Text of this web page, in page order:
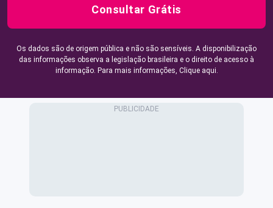
Consultar Grátis
Os dados são de origem pública e não são sensíveis. A disponibilização
das informações observa a legislação brasileira e o direito de acesso à
informação. Para mais informações, Clique aqui.